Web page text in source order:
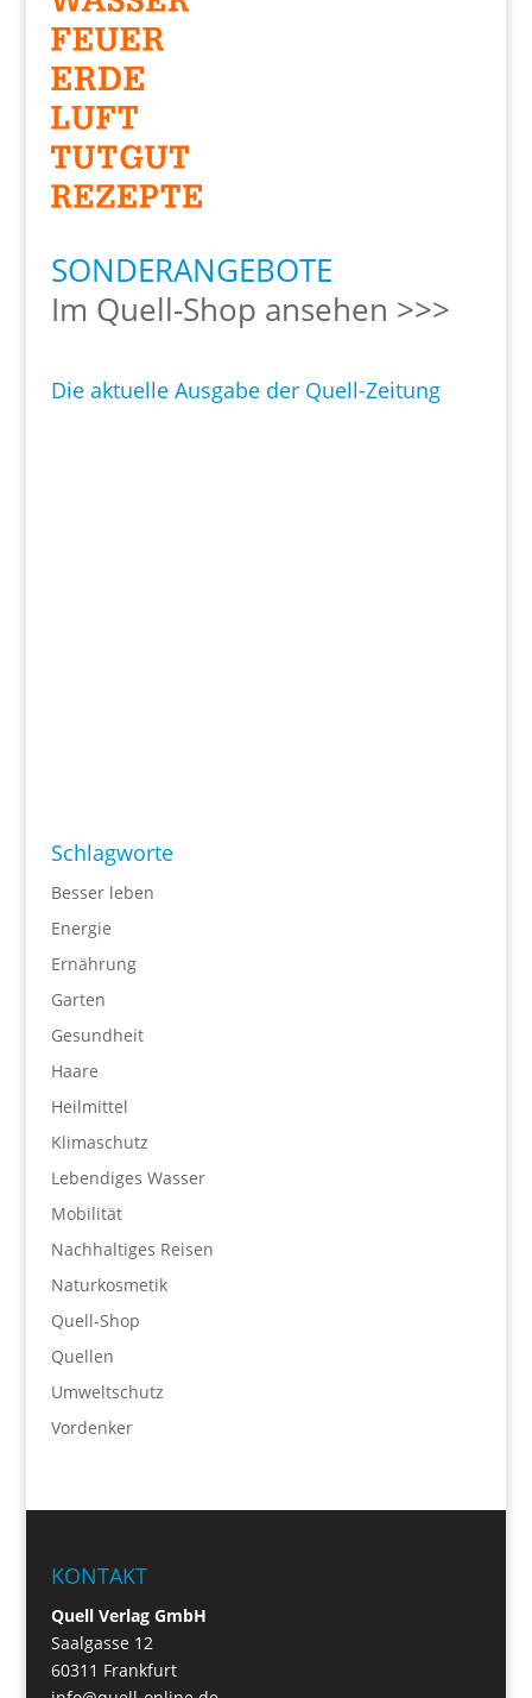
SONDERANGEBOTE
Im Quell-Shop ansehen >>>
Die aktuelle Ausgabe der Quell-Zeitung
Schlagworte
Besser leben
Energie
Ernährung
Garten
Gesundheit
Haare
Heilmittel
Klimaschutz
Lebendiges Wasser
Mobilität
Nachhaltiges Reisen
Naturkosmetik
Quell-Shop
Quellen
Umweltschutz
Vordenker
KONTAKT
Quell Verlag GmbH
Saalgasse 12
60311 Frankfurt